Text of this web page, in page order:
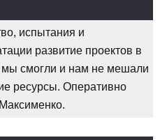
испытания и
развитие проектов в
мы смогли и нам не мешали
ресурсы. Оперативно